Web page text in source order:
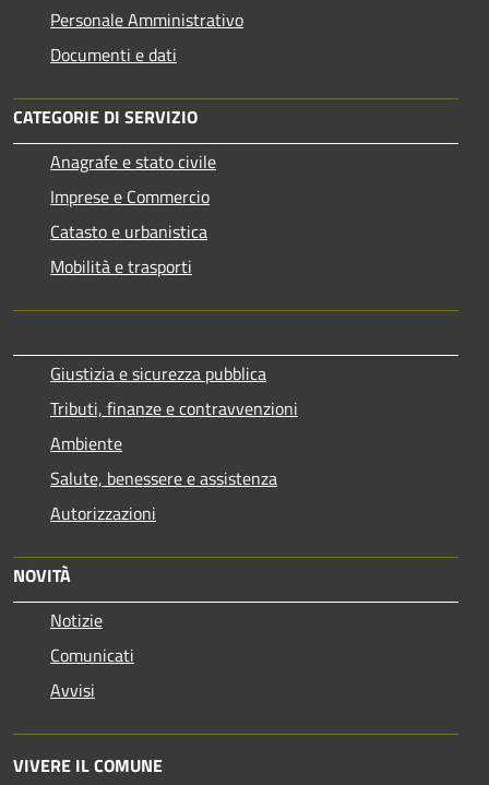
Personale Amministrativo
Documenti e dati
CATEGORIE DI SERVIZIO
Anagrafe e stato civile
Imprese e Commercio
Catasto e urbanistica
Mobilità e trasporti
Giustizia e sicurezza pubblica
Tributi, finanze e contravvenzioni
Ambiente
Salute, benessere e assistenza
Autorizzazioni
NOVITÀ
Notizie
Comunicati
Avvisi
VIVERE IL COMUNE